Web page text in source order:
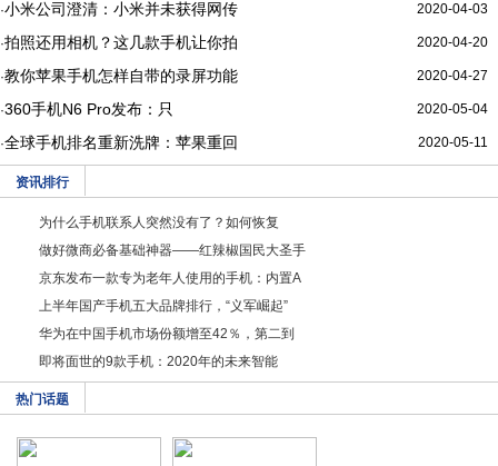
2020-04-03
·小米公司澄清：小米并未获得网传
2020-04-20
·拍照还用相机？这几款手机让你拍
2020-04-27
·教你苹果手机怎样自带的录屏功能
2020-05-04
·360手机N6 Pro发布：只
2020-05-11
·全球手机排名重新洗牌：苹果重回
资讯排行
为什么手机联系人突然没有了？如何恢复
做好微商必备基础神器——红辣椒国民大圣手
京东发布一款专为老年人使用的手机：内置A
上半年国产手机五大品牌排行，“义军崛起”
华为在中国手机市场份额增至42％，第二到
即将面世的9款手机：2020年的未来智能
热门话题